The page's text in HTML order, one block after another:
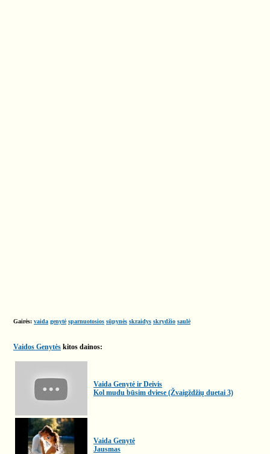
Gairės: vaida genytė sparnuotosios sūpynės skraidys skrydžio saulė
Vaidos Genytės kitos dainos:
Vaida Genytė ir Deivis
Kol mudu būsim dviese (Žvaigždžių duetai 3)
Vaida Genytė
Jausmas